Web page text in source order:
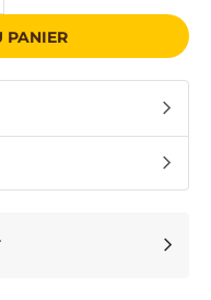
PANIER